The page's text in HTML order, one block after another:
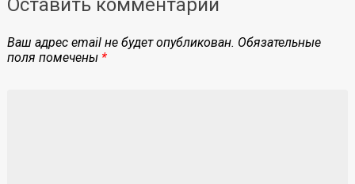
Ваш адрес email не будет опубликован. Обязательные
поля помечены *